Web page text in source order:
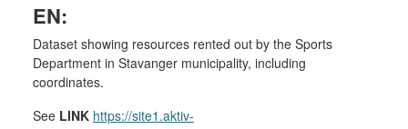
EN:
Dataset showing resources rented out by the Sports
Department in Stavanger municipality, including
coordinates.
See LINK https://site1.aktiv-